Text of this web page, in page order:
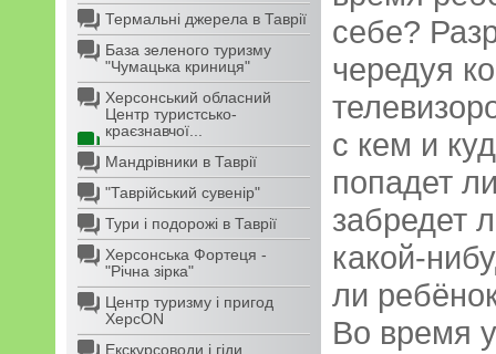
Термальні джерела в Таврії
База зеленого туризму
"Чумацька криниця"
Херсонський обласний
Центр туристсько-
краєзнавчої...
Мандрівники в Таврії
"Таврійський сувенір"
Тури і подорожі в Таврії
Херсонська Фортеця -
"Річна зірка"
Центр туризму і пригод
ХерсON
Екскурсоводи і гіди
себе?
чередуя
с кем и
попадет
забредет
какой-
ли
Во время